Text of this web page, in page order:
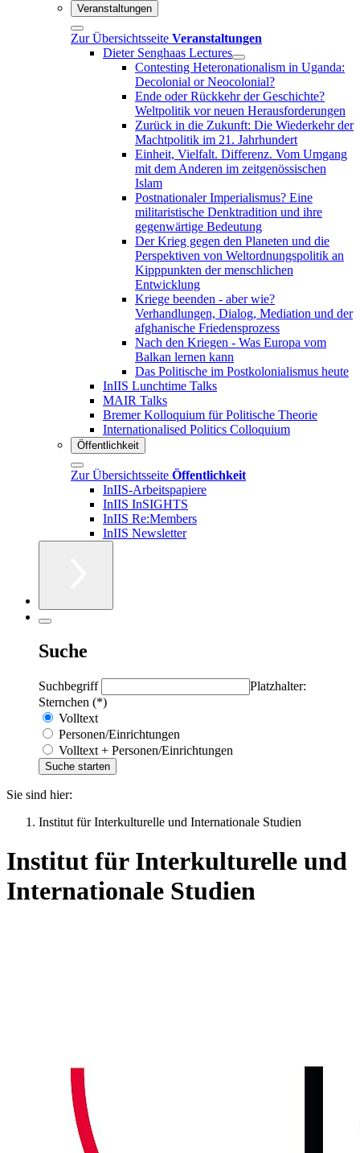
Veranstaltungen
Zur Übersichtsseite Veranstaltungen
Dieter Senghaas Lectures
Contesting Heteronationalism in Uganda:
Decolonial or Neocolonial?
Ende oder Rückkehr der Geschichte?
Weltpolitik vor neuen Herausforderungen
Zurück in die Zukunft: Die Wiederkehr der
Machtpolitik im 21. Jahrhundert
Einheit, Vielfalt. Differenz. Vom Umgang
mit dem Anderen im zeitgenössischen
Islam
Postnationaler Imperialismus? Eine
militaristische Denktradition und ihre
gegenwärtige Bedeutung
Der Krieg gegen den Planeten und die
Perspektiven von Weltordnungspolitik an
Kipppunkten der menschlichen
Entwicklung
Kriege beenden - aber wie?
Verhandlungen, Dialog, Mediation und der
afghanische Friedensprozess
Nach den Kriegen - Was Europa vom
Balkan lernen kann
Das Politische im Postkolonialismus heute
InIIS Lunchtime Talks
MAIR Talks
Bremer Kolloquium für Politische Theorie
Internationalised Politics Colloquium
Öffentlichkeit
Zur Übersichtsseite Öffentlichkeit
InIIS-Arbeitspapiere
InIIS InSIGHTS
InIIS Re:Members
InIIS Newsletter
Suche
Suchbegriff
Platzhalter:
Sternchen (*)
Volltext
Personen/Einrichtungen
Volltext + Personen/Einrichtungen
Sie sind hier:
Institut für Interkulturelle und Internationale Studien
Institut für Interkulturelle und
Internationale Studien